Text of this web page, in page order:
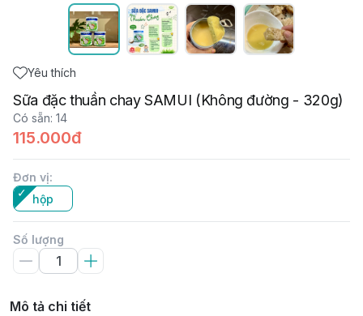
Yêu thích
Sữa đặc thuần chay SAMUI (Không đường - 320g)
Có sẵn: 14
115.000đ
Đơn vị:
hộp
Số lượng
Mô tả chi tiết